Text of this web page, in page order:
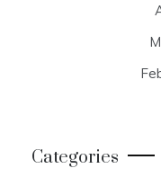
Categories